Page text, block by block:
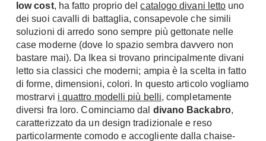
Contatti
Divani
Divani moderni
Divani classici
Poltrone
Poltroncine
Divanoletto
Ecologia
Geotermia
Case in Legno
Case Prefabbricate
Fotovoltaico
Riciclo
Energie Rinnovabili
low cost, ha fatto proprio delcatalogo divani letto uno
dei suoi cavalli di battaglia, consapevole che simili
soluzioni di arredo sono sempre più gettonate nelle
case moderne (dove lo spazio sembra davvero non
bastare mai). Da Ikea si trovano principalmente divani
letto sia classici che moderni; ampia è la scelta in fatto
di forme, dimensioni, colori. In questo articolo vogliamo
mostrarvi i quattro modelli più belli, completamente
diversi fra loro. Cominciamo dal divano Backabro,
caratterizzato da un design tradizionale e reso
particolarmente comodo e accogliente dalla chaise-